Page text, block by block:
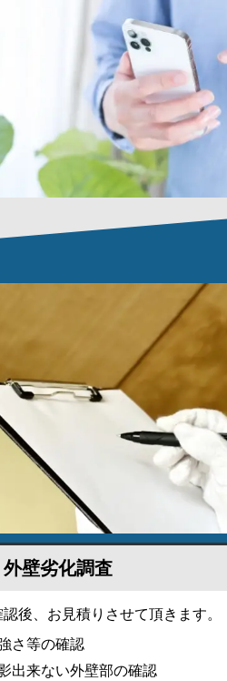
外壁劣化調査
後、お見積りさせて頂きます。
さ等の確認
出来ない外壁部の確認